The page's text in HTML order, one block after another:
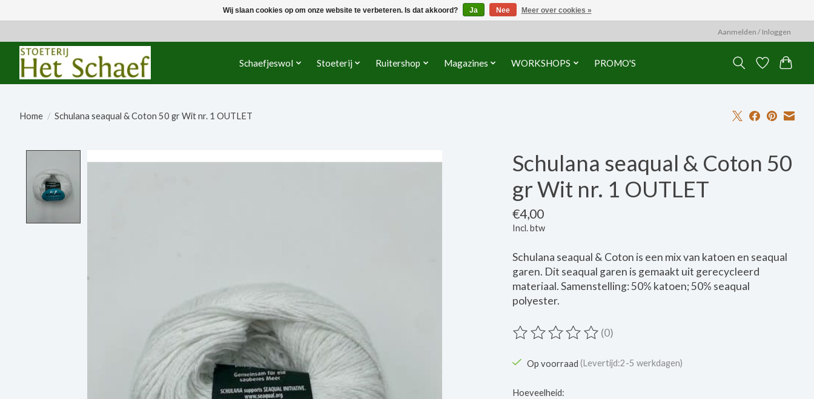
Aanmelden / Inloggen
Schaefjeswol Stoeterij Ruitershop Magazines WORKSHOPS PROMO'S
Home / Schulana seaqual & Coton 50 gr Wit nr. 1 OUTLET
Schulana seaqual & Coton 50
gr Wit nr. 1 OUTLET
€4,00
Incl. btw
Schulana seaqual & Coton is een mix van katoen en seaqual
garen. Dit seaqual garen is gemaakt uit gerecycleerd
materiaal. Samenstelling: 50% katoen; 50% seaqual
polyester.
De beoordeling van dit product is
(0)
Op voorraad (Levertijd:2-5 werkdagen)
Hoeveelheid:
Wij slaan cookies op om onze website te verbeteren. Is dat akkoord? Ja Nee Meer over cookies »